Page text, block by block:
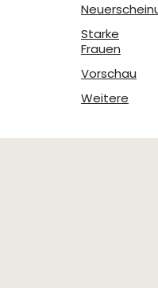
Starke
Frauen
Vorschau
Weitere